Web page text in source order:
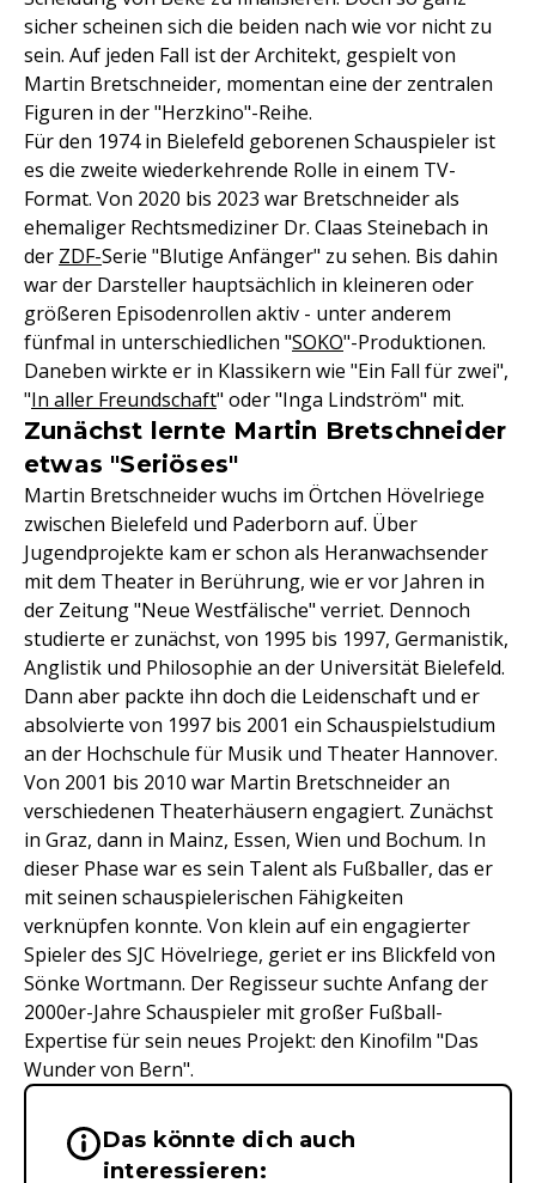
sicher scheinen sich die beiden nach wie vor nicht zu
sein. Auf jeden Fall ist der Architekt, gespielt von
Martin Bretschneider, momentan eine der zentralen
Figuren in der "Herzkino"-Reihe.
Für den 1974 in Bielefeld geborenen Schauspieler ist
es die zweite wiederkehrende Rolle in einem TV-
Format. Von 2020 bis 2023 war Bretschneider als
ehemaliger Rechtsmediziner Dr. Claas Steinebach in
der ZDF-Serie "Blutige Anfänger" zu sehen. Bis dahin
war der Darsteller hauptsächlich in kleineren oder
größeren Episodenrollen aktiv - unter anderem
fünfmal in unterschiedlichen "SOKO"-Produktionen.
Daneben wirkte er in Klassikern wie "Ein Fall für zwei",
"In aller Freundschaft" oder "Inga Lindström" mit.
Zunächst lernte Martin Bretschneider
etwas "Seriöses"
Martin Bretschneider wuchs im Örtchen Hövelriege
zwischen Bielefeld und Paderborn auf. Über
Jugendprojekte kam er schon als Heranwachsender
mit dem Theater in Berührung, wie er vor Jahren in
der Zeitung "Neue Westfälische" verriet. Dennoch
studierte er zunächst, von 1995 bis 1997, Germanistik,
Anglistik und Philosophie an der Universität Bielefeld.
Dann aber packte ihn doch die Leidenschaft und er
absolvierte von 1997 bis 2001 ein Schauspielstudium
an der Hochschule für Musik und Theater Hannover.
Von 2001 bis 2010 war Martin Bretschneider an
verschiedenen Theaterhäusern engagiert. Zunächst
in Graz, dann in Mainz, Essen, Wien und Bochum. In
dieser Phase war es sein Talent als Fußballer, das er
mit seinen schauspielerischen Fähigkeiten
verknüpfen konnte. Von klein auf ein engagierter
Spieler des SJC Hövelriege, geriet er ins Blickfeld von
Sönke Wortmann. Der Regisseur suchte Anfang der
2000er-Jahre Schauspieler mit großer Fußball-
Expertise für sein neues Projekt: den Kinofilm "Das
Wunder von Bern".
Wichtige Hinweise &
Das könnte dich auch
interessieren: